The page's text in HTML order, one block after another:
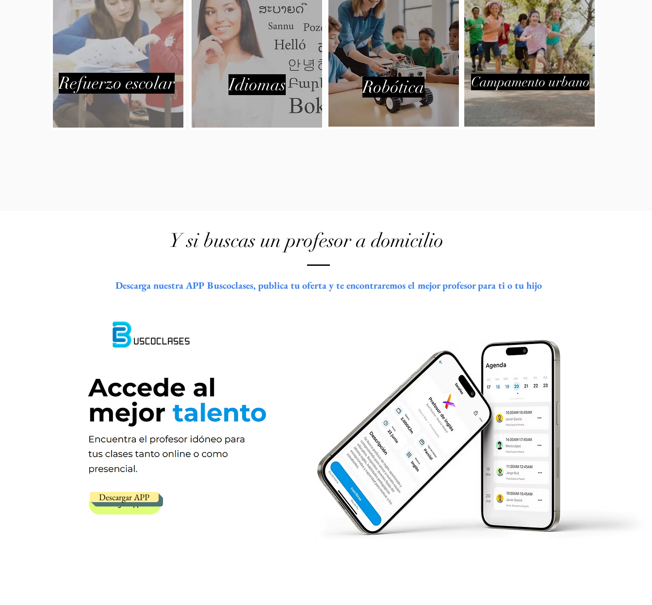
Refuerzo escolar Idiomas Robótica Campamento urbano
Y si buscas un profesor a domicilio
Descarga nuestra APP Buscoclases, publica tu oferta y te encontraremos el mejor profesor para ti o tu hijo
Descargar APP